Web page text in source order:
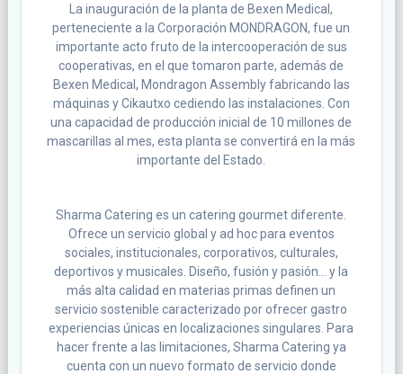
La inauguración de la planta de Bexen Medical,
perteneciente a la Corporación MONDRAGON, fue un
importante acto fruto de la intercooperación de sus
cooperativas, en el que tomaron parte, además de
Bexen Medical, Mondragon Assembly fabricando las
máquinas y Cikautxo cediendo las instalaciones. Con
una capacidad de producción inicial de 10 millones de
mascarillas al mes, esta planta se convertirá en la más
importante del Estado.
Sharma Catering es un catering gourmet diferente.
Ofrece un servicio global y ad hoc para eventos
sociales, institucionales, corporativos, culturales,
deportivos y musicales. Diseño, fusión y pasión… y la
más alta calidad en materias primas definen un
servicio sostenible caracterizado por ofrecer gastro
experiencias únicas en localizaciones singulares. Para
hacer frente a las limitaciones, Sharma Catering ya
cuenta con un nuevo formato de servicio donde